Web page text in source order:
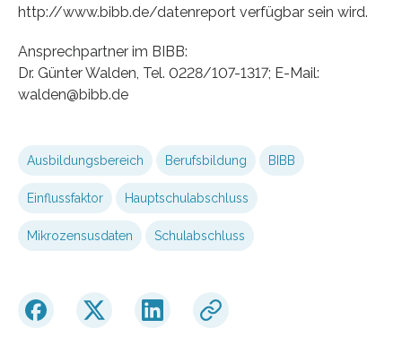
http://www.bibb.de/datenreport verfügbar sein wird.
Ansprechpartner im BIBB:
Dr. Günter Walden, Tel. 0228/107-1317; E-Mail:
walden@bibb.de
Ausbildungsbereich Berufsbildung BIBB
Einflussfaktor Hauptschulabschluss
Mikrozensusdaten Schulabschluss